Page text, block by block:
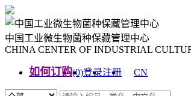
中国工业微生物菌种保藏管理中心
CHINA CENTER OF INDUSTRIAL
如何订购(0)登录注册
CN